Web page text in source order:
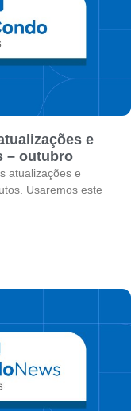
e
– outubro
atualizações e
Usaremos este